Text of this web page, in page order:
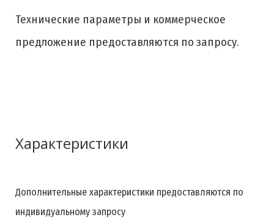
Технические параметры и коммерческое
предложение предоставляются по запросу.
Характеристики
Дополнительные характеристики предоставляются по
индивидуальному запросу